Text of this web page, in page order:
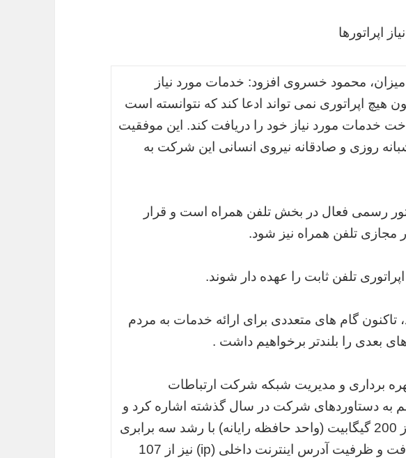
اپراتورها
محمود خسروی افزود: خدمات مورد نیاز
هیچ اپراتوری نمی تواند ادعا کند که نتوانسته است
خدمات مورد نیاز خود را دریافت کند. این موفقیت
روزی و صادقانه نیروی انسانی این شرکت به
رسمی فعال در بخش تلفن همراه است و قرار
مجازی تلفن همراه نیز شود.
تاکنون گام های متعددی برای ارائه خدمات به مردم
بعدی را بلندتر برخواهیم داشت .
برداری و مدیریت شبکه شرکت ارتباطات
به دستاوردهای شرکت در سال گذشته اشاره کرد و
گفت: سال 94 پهنای باند از 200 گیگابیت (واحد حافظه رایانه) با رشد سه برابری
به 600 گیگابیت افزایش یافت و ظرفیت آدرس اینترنت داخلی (ip) نیز از 107